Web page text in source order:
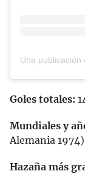
Goles totales:
Mundiales y
Alemania 1974)
Hazaña más